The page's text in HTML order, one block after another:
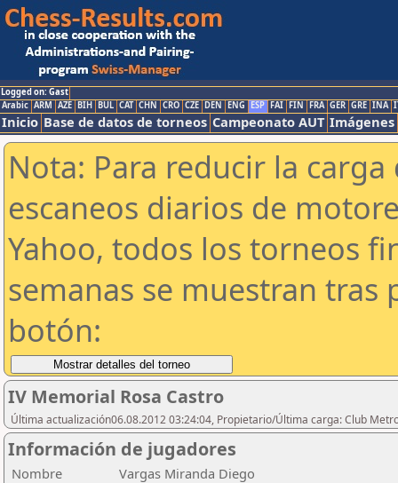
Logged on: Gast
Arabic ARM AZE BIH BUL CAT CHN CRO CZE DEN ENG ESP FAI FIN FRA GER GRE INA
Inicio Base de datos de torneos Campeonato AUT Imágenes
Nota: Para reducir la
escaneos diarios de
Yahoo, todos los torneos
semanas se muestran tras
botón:
IV Memorial Rosa Castro
Última actualización06.08.2012 03:24:04, Propietario/Última carga: Club
Información de jugadores
Nombre
Vargas Miranda Diego